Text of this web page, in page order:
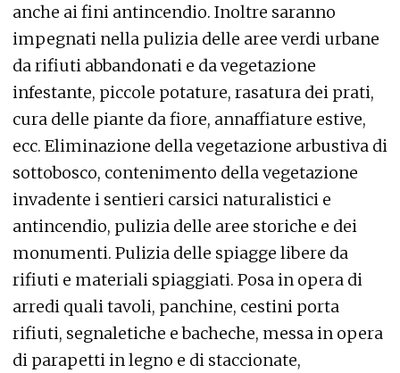
anche ai fini antincendio. Inoltre saranno
impegnati nella pulizia delle aree verdi urbane
da rifiuti abbandonati e da vegetazione
infestante, piccole potature, rasatura dei prati,
cura delle piante da fiore, annaffiature estive,
ecc. Eliminazione della vegetazione arbustiva di
sottobosco, contenimento della vegetazione
invadente i sentieri carsici naturalistici e
antincendio, pulizia delle aree storiche e dei
monumenti. Pulizia delle spiagge libere da
rifiuti e materiali spiaggiati. Posa in opera di
arredi quali tavoli, panchine, cestini porta
rifiuti, segnaletiche e bacheche, messa in opera
di parapetti in legno e di staccionate,